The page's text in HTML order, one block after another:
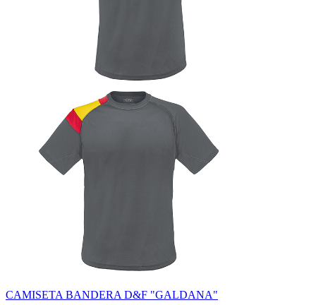
CAMISETA BANDERA D&F "GALDANA"